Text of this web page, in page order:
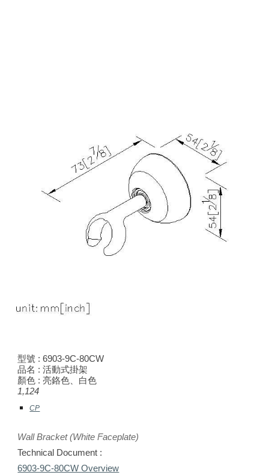
型號 : 6903-9C-80CW
品名 : 活動式掛架
顏色 : 亮鉻色、白色
1,124
CP
Wall Bracket(White Faceplate)
Technical Document :
6903-9C-80CW Overview